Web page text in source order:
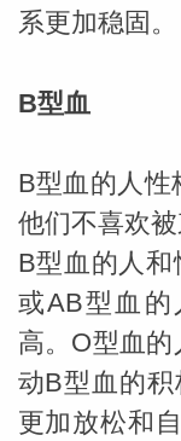
网
系更加稳固。
B型血
B型血的人性
他们不喜欢
B型血的人
或AB型血的
高。O型血
动B型血的
更加放松和